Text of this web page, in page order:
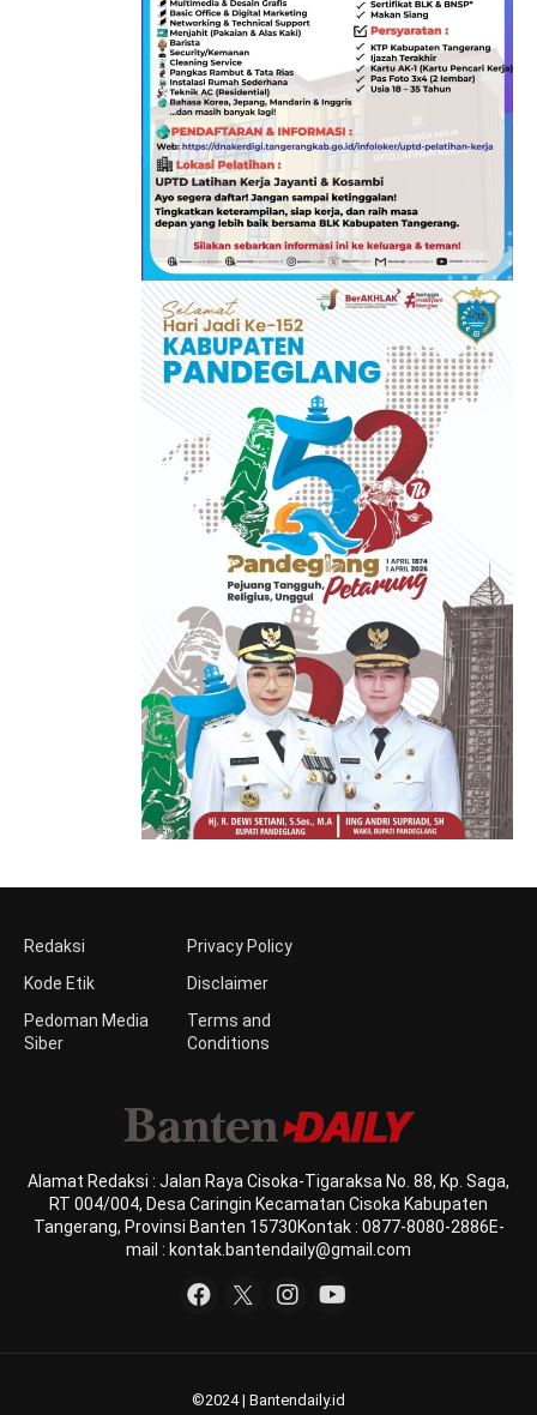
Redaksi
Kode Etik
Pedoman Media
Siber
Privacy Policy
Disclaimer
Terms and
Conditions
Alamat Redaksi : Jalan Raya Cisoka-Tigaraksa No. 88, Kp. Saga,
RT 004/004, Desa Caringin Kecamatan Cisoka Kabupaten
Tangerang, Provinsi Banten 15730Kontak : 0877-8080-2886E-
mail : kontak.bantendaily@gmail.com
©2024 | Bantendaily.id